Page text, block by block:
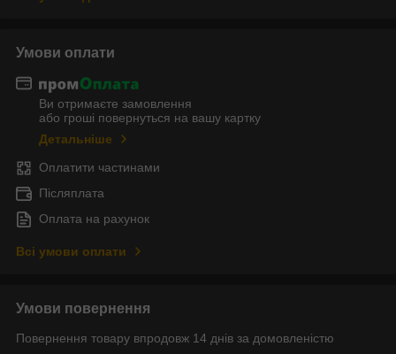
Умови оплати
Ви отримаєте замовлення
або гроші повернуться на вашу картку
Детальніше
Оплатити частинами
Післяплата
Оплата на рахунок
Всі умови оплати
Умови повернення
Повернення товару впродовж 14 днів за домовленістю